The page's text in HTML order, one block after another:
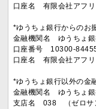
口座名 有限会社アフ
*ゆうちょ銀行からのお
金融機関名 ゆうちょ
口座番号 10300-
口座名 有限会社アフ
*ゆうちょ銀行以外の金
金融機関名 ゆうちょ
支店名 038 （ゼロサ